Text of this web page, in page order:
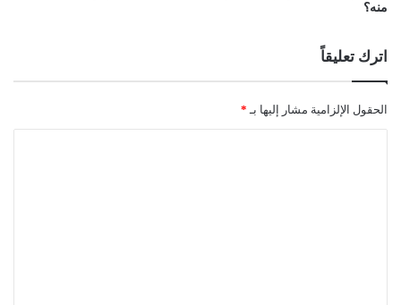
منه؟
اترك تعليقاً
الحقول الإلزامية مشار إليها بـ *